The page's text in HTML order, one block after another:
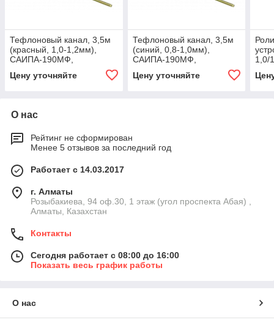
Тефлоновый канал, 3,5м
(красный, 1,0-1,2мм),
САИПА-190МФ,
САИПА-200, САИПА-220,
САИПА-220 Синергия,
Цену уточняйте
Тефлоновый канал, 3,5м
(синий, 0,8-1,0мм),
САИПА-190МФ,
САИПА-200, САИПА-220,
САИПА-220 Синергия,
Цену уточняйте
1,0/
О нас
Рейтинг не сформирован
Менее 5 отзывов за последний год
Работает с 14.03.2017
г. Алматы
Розыбакиева, 94 оф.30, 1 этаж (угол проспекта Абая) ,
Алматы, Казахстан
Контакты
Сегодня работает с 08:00 до 16:00
Показать весь график работы
О нас